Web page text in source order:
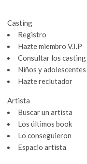
Casting
Registro
Hazte miembro V.I.P
Consultar los casting
Niños y adolescentes
Hazte reclutador
Artista
Buscar un artista
Los últimos book
Lo conseguieron
Espacio artista